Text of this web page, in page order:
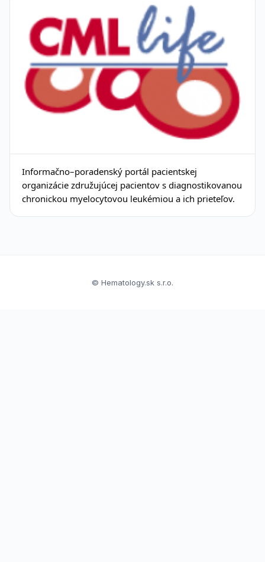
Informačno–poradenský portál pacientskej
organizácie združujúcej pacientov s diagnostikovanou
chronickou myelocytovou leukémiou a ich prieteľov.
© Hematology.sk s.r.o.